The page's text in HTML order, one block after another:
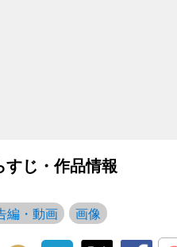
じ・作品情報
編・動画 画像